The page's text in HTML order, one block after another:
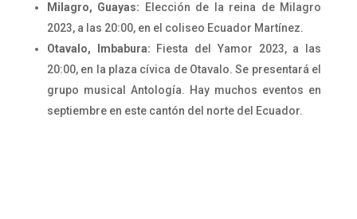
Milagro, Guayas:
Elección de la reina de Milagro
2023, a las 20:00, en el coliseo Ecuador Martínez.
Otavalo, Imbabura:
Fiesta del Yamor 2023, a las
20:00, en la plaza cívica de Otavalo. Se presentará el
grupo musical Antología. Hay muchos eventos en
septiembre en este cantón del norte del Ecuador.